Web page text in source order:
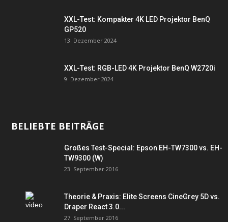
XXL-Test: Kompakter 4K LED Projektor BenQ
GP520
13. Dezember 2024
XXL-Test: RGB-LED 4K Projektor BenQ W2720i
9. Dezember 2024
BELIEBTE BEITRÄGE
Großes Test-Special: Epson EH-TW7300 vs. EH-
TW9300 (W)
23. September 2016
Theorie & Praxis: Elite Screens CineGrey 5D vs.
Draper React 3.0...
27. September 2016